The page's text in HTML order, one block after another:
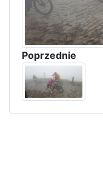
Poprzednie